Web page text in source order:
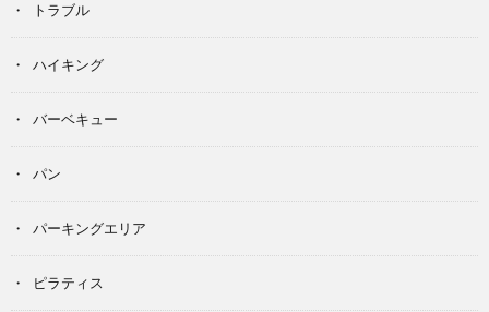
トラブル
ハイキング
バーベキュー
パン
パーキングエリア
ピラティス